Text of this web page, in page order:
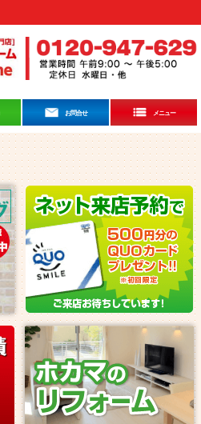
お問合せ メニュー